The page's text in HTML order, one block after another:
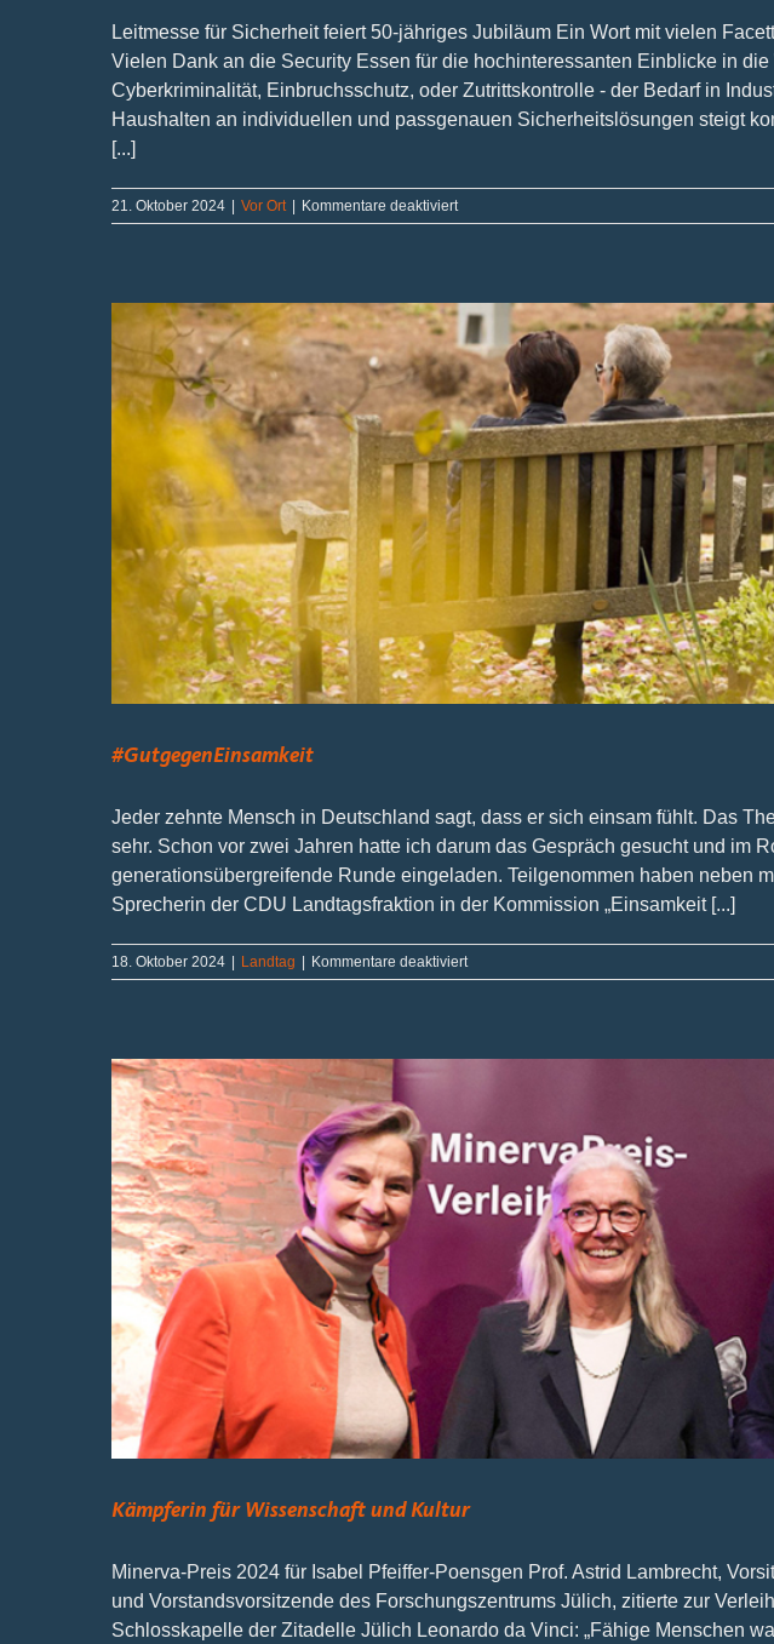
Leitmesse für Sicherheit feiert 50-jähriges Jubiläum Ein Wort mit vielen
Vielen Dank an die Security Essen für die hochinteressanten Einblicke in
Cyberkriminalität, Einbruchsschutz, oder Zutrittskontrolle - der Bedarf in
Haushalten an individuellen und passgenauen Sicherheitslösungen steigt
[...]
21. Oktober 2024 Vor Ort Kommentare deaktiviertfür
Vorfahrt
#GutgegenEinsamkeit
Jeder zehnte Mensch in Deutschland sagt, dass er sich einsam fühlt. Das
sehr. Schon vor zwei Jahren hatte ich darum das Gespräch gesucht und im
generationsübergreifende Runde eingeladen. Teilgenommen haben neben
Sprecherin der CDU Landtagsfraktion in der Kommission „Einsamkeit [...]
18. Oktober 2024 | Landtag | Kommentare deaktiviertfür
#GutgegenEinsamkeit
Kämpferin für Wissenschaft und Kultur
Minerva-Preis 2024 für Isabel Pfeiffer-Poensgen Prof. Astrid Lambrecht,
und Vorstandsvorsitzende des Forschungszentrums Jülich, zitierte zur
Schlosskapelle der Zitadelle Jülich Leonardo da Vinci: „Fähige Menschen